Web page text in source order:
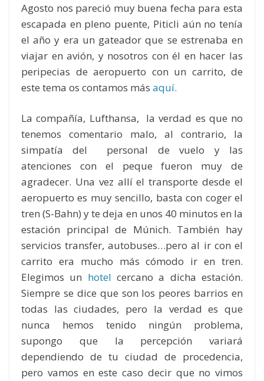
Agosto nos pareció muy buena fecha para esta
escapada en pleno puente, Piticli aún no tenía
el año y era un gateador que se estrenaba en
viajar en avión, y nosotros con él en hacer las
peripecias de aeropuerto con un carrito, de
este tema os contamos más aquí.
La compañía, Lufthansa, la verdad es que no
tenemos comentario malo, al contrario, la
simpatía del personal de vuelo y las
atenciones con el peque fueron muy de
agradecer. Una vez allí el transporte desde el
aeropuerto es muy sencillo, basta con coger el
tren (S-Bahn) y te deja en unos 40 minutos en la
estación principal de Múnich. También hay
servicios transfer, autobuses…pero al ir con el
carrito era mucho más cómodo ir en tren.
Elegimos un hotelcercano a dicha estación.
Siempre se dice que son los peores barrios en
todas las ciudades, pero la verdad es que
nunca hemos tenido ningún problema,
supongo que la percepción variará
dependiendo de tu ciudad de procedencia,
pero vamos en este caso decir que no vimos